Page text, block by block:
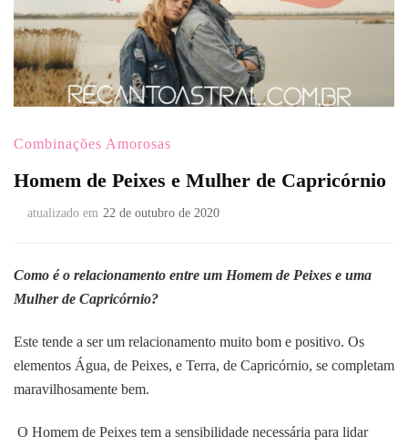
Combinações Amorosas
Homem de Peixes e Mulher de Capricórnio
atualizado em 22 de outubro de 2020
Como é o relacionamento entre um Homem de Peixes e uma
Mulher de Capricórnio?
Este tende a ser um relacionamento muito bom e positivo. Os
elementos Água, de Peixes, e Terra, de Capricórnio, se completam
maravilhosamente bem.
O Homem de Peixes tem a sensibilidade necessária para lidar